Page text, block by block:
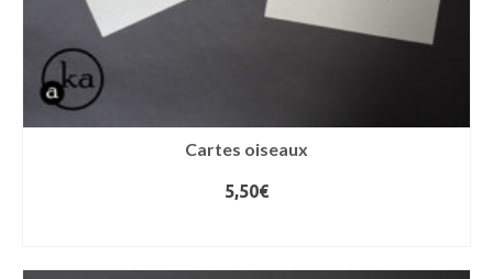
Cartes oiseaux
5,50€